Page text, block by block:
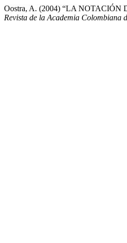
Oostra, A. (2004) “LA
Revista de la Academia Colombiana